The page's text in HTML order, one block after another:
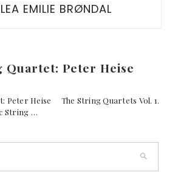
LEA EMILIE BRØNDAL
Peter Heise
Peter Heise The String Quartets Vol. 1.
…